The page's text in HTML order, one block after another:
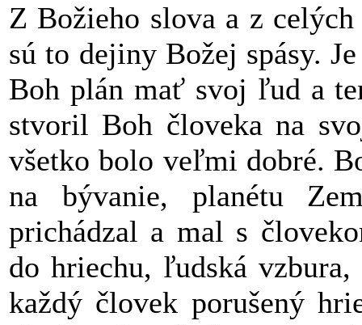
Z Božieho slova a z
sú to dejiny Božej spásy.
Boh plán mať svoj ľud a
stvoril Boh človeka na
všetko bolo veľmi dobré.
na bývanie, planétu
prichádzal a mal s
do hriechu, ľudská
každý človek porušený